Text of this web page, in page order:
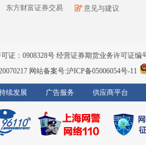
东方财富证券交易
意见与建议
证：0908328号 经营证券期货业务许可证编
网站备案号:沪ICP备05006054号-11
续发展 广告服务 供应商平台